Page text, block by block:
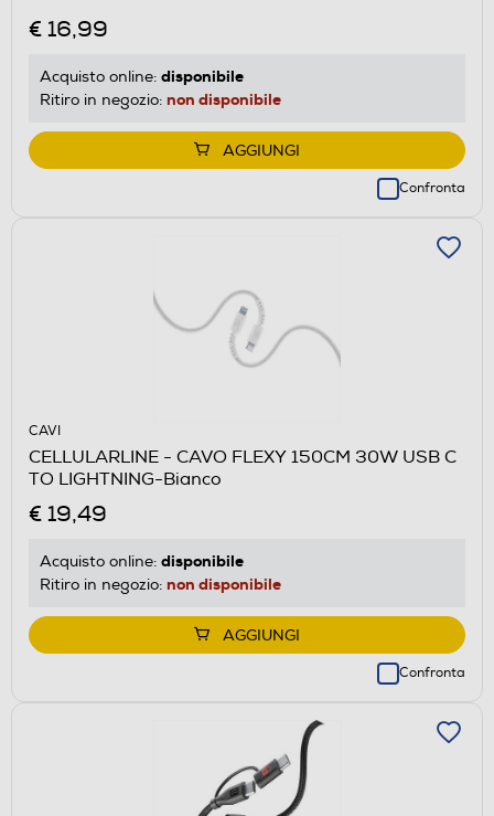
€ 16,99
Acquisto online: disponibile
Ritiro in negozio: non disponibile
AGGIUNGI
Confronta
CAVI
CELLULARLINE - CAVO FLEXY 150CM 30W USB C
TO LIGHTNING-Bianco
€ 19,49
Acquisto online: disponibile
Ritiro in negozio: non disponibile
AGGIUNGI
Confronta